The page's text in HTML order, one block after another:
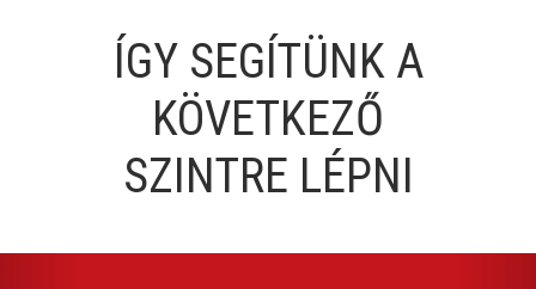
ÍGY SEGÍTÜNK A
KÖVETKEZŐ
SZINTRE LÉPNI